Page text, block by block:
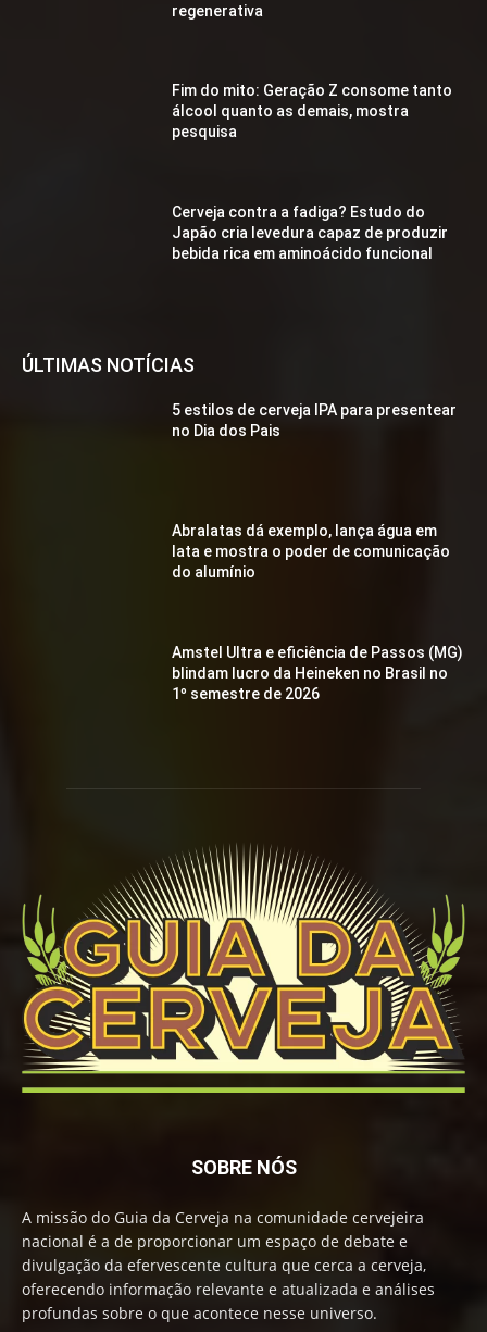
regenerativa
Fim do mito: Geração Z consome tanto
álcool quanto as demais, mostra
pesquisa
Cerveja contra a fadiga? Estudo do
Japão cria levedura capaz de produzir
bebida rica em aminoácido funcional
ÚLTIMAS NOTÍCIAS
5 estilos de cerveja IPA para presentear
no Dia dos Pais
Abralatas dá exemplo, lança água em
lata e mostra o poder de comunicação
do alumínio
Amstel Ultra e eficiência de Passos (MG)
blindam lucro da Heineken no Brasil no
1º semestre de 2026
SOBRE NÓS
A missão do Guia da Cerveja na comunidade cervejeira
nacional é a de proporcionar um espaço de debate e
divulgação da efervescente cultura que cerca a cerveja,
oferecendo informação relevante e atualizada e análises
profundas sobre o que acontece nesse universo.